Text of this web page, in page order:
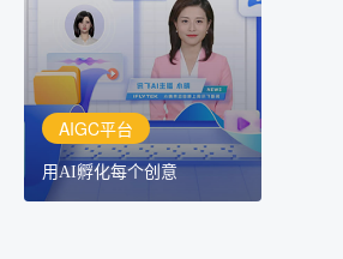
AIGC平台
用AI孵化每个创意
作者都拥有自己的专注AI
创作助手